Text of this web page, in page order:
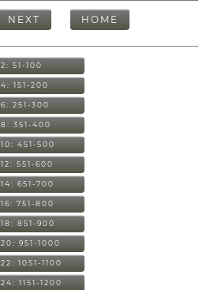
NEXT HOME
2: 51-100
4: 151-200
6: 251-300
8: 351-400
10: 451-500
12: 551-600
14: 651-700
16: 751-800
18: 851-900
20: 951-1000
22: 1051-1100
24: 1151-1200